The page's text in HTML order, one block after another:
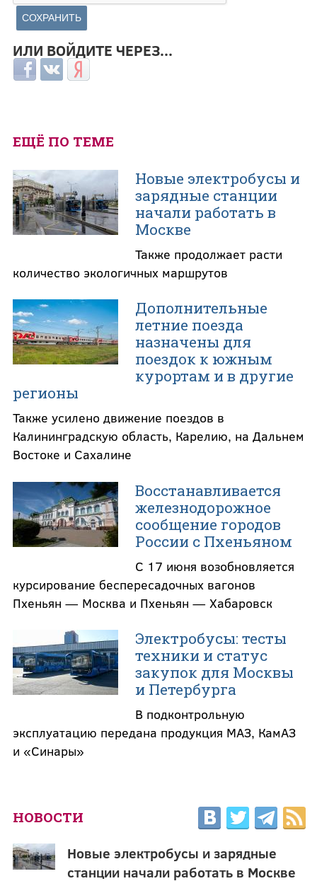
ИЛИ ВОЙДИТЕ ЧЕРЕЗ...
Login with Facebook
Login with ВКонтакте
Login with Яндекс
ЕЩЁ ПО ТЕМЕ
Новые электробусы и
зарядные станции
начали работать в
Москве
Также продолжает расти
количество экологичных маршрутов
Дополнительные
летние поезда
назначены для
поездок к южным
курортам и в другие
регионы
Также усилено движение поездов в
Калининградскую область, Карелию, на Дальнем
Востоке и Сахалине
Восстанавливается
железнодорожное
сообщение городов
России с Пхеньяном
С 17 июня возобновляется
курсирование беспересадочных вагонов
Пхеньян — Москва и Пхеньян — Хабаровск
Электробусы: тесты
техники и статус
закупок для Москвы
и Петербурга
В подконтрольную
эксплуатацию передана продукция МАЗ, КамАЗ
и «Синары»
НОВОСТИ
Новые электробусы и зарядные
станции начали работать в Москве